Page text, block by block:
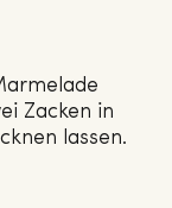
Zacken in
lassen.